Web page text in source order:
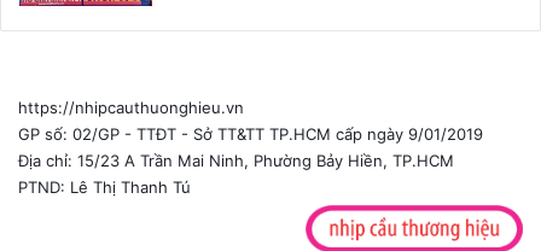
https://nhipcauthuonghieu.vn
GP số: 02/GP - TTĐT - Sở TT&TT TP.HCM cấp ngày 9/01/2019
Địa chỉ: 15/23 A Trần Mai Ninh, Phường Bảy Hiền, TP.HCM
PTND: Lê Thị Thanh Tú